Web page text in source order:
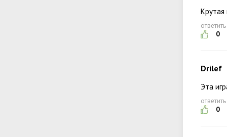
Крутая
ответить
0
Drilef
Эта
ответить
0